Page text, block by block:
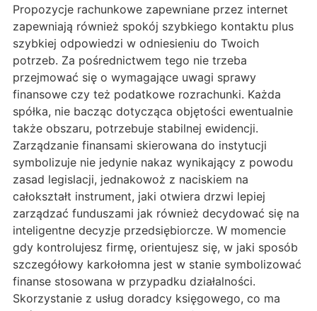
Propozycje rachunkowe zapewniane przez internet
zapewniają również spokój szybkiego kontaktu plus
szybkiej odpowiedzi w odniesieniu do Twoich
potrzeb. Za pośrednictwem tego nie trzeba
przejmować się o wymagające uwagi sprawy
finansowe czy też podatkowe rozrachunki. Każda
spółka, nie bacząc dotycząca objętości ewentualnie
także obszaru, potrzebuje stabilnej ewidencji.
Zarządzanie finansami skierowana do instytucji
symbolizuje nie jedynie nakaz wynikający z powodu
zasad legislacji, jednakowoż z naciskiem na
całokształt instrument, jaki otwiera drzwi lepiej
zarządzać funduszami jak również decydować się na
inteligentne decyzje przedsiębiorcze. W momencie
gdy kontrolujesz firmę, orientujesz się, w jaki sposób
szczegółowy karkołomna jest w stanie symbolizować
finanse stosowana w przypadku działalności.
Skorzystanie z usług doradcy księgowego, co ma